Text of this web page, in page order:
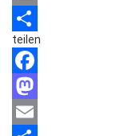
Email
Teilen
teilen
Facebook
Mastodon